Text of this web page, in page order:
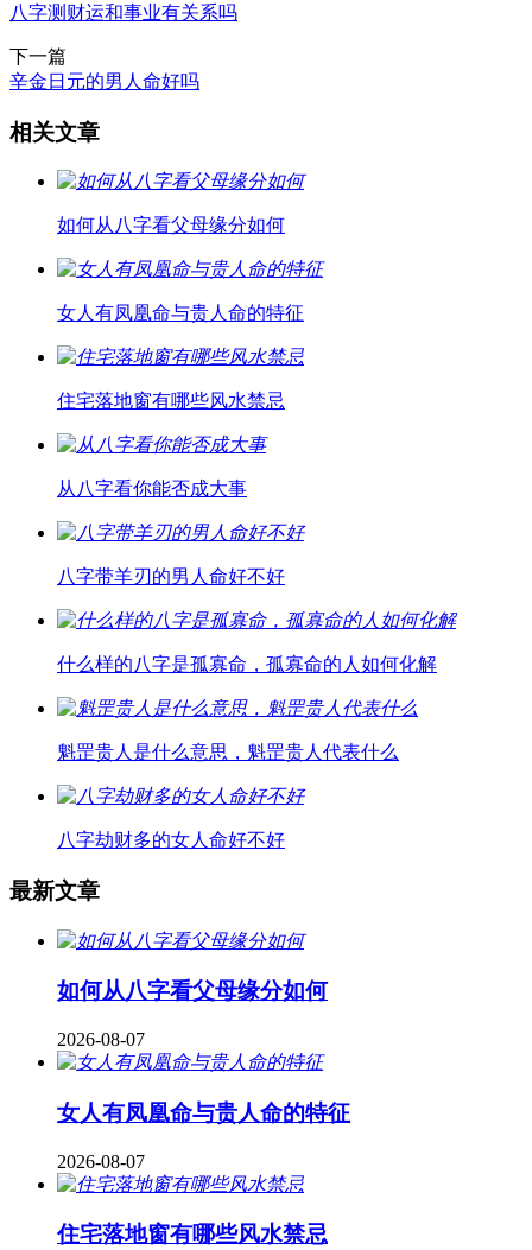
八字测财运和事业有关系吗
下一篇
辛金日元的男人命好吗
相关文章
如何从八字看父母缘分如何
女人有凤凰命与贵人命的特征
住宅落地窗有哪些风水禁忌
从八字看你能否成大事
八字带羊刃的男人命好不好
什么样的八字是孤寡命，孤寡命的人如何化解
魁罡贵人是什么意思，魁罡贵人代表什么
八字劫财多的女人命好不好
最新文章
如何从八字看父母缘分如何
2026-08-07
女人有凤凰命与贵人命的特征
2026-08-07
住宅落地窗有哪些风水禁忌